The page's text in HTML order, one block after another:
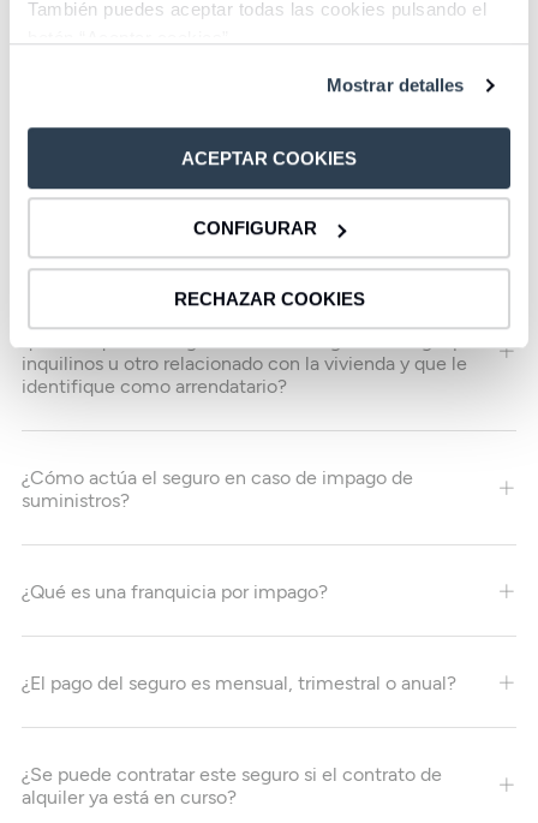
También puedes aceptar todas las cookies pulsando el
Mostrar detalles
ACEPTAR COOKIES
CONFIGURAR
RECHAZAR COOKIES
Malware y Troyano
Vishing
inquilinos u otro relacionado con la vivienda y que le
identifique como arrendatario?
¿Cómo actúa el seguro en caso de impago de
suministros?
¿Qué es una franquicia por impago?
¿El pago del seguro es mensual, trimestral o anual?
¿Se puede contratar este seguro si el contrato de
alquiler ya está en curso?